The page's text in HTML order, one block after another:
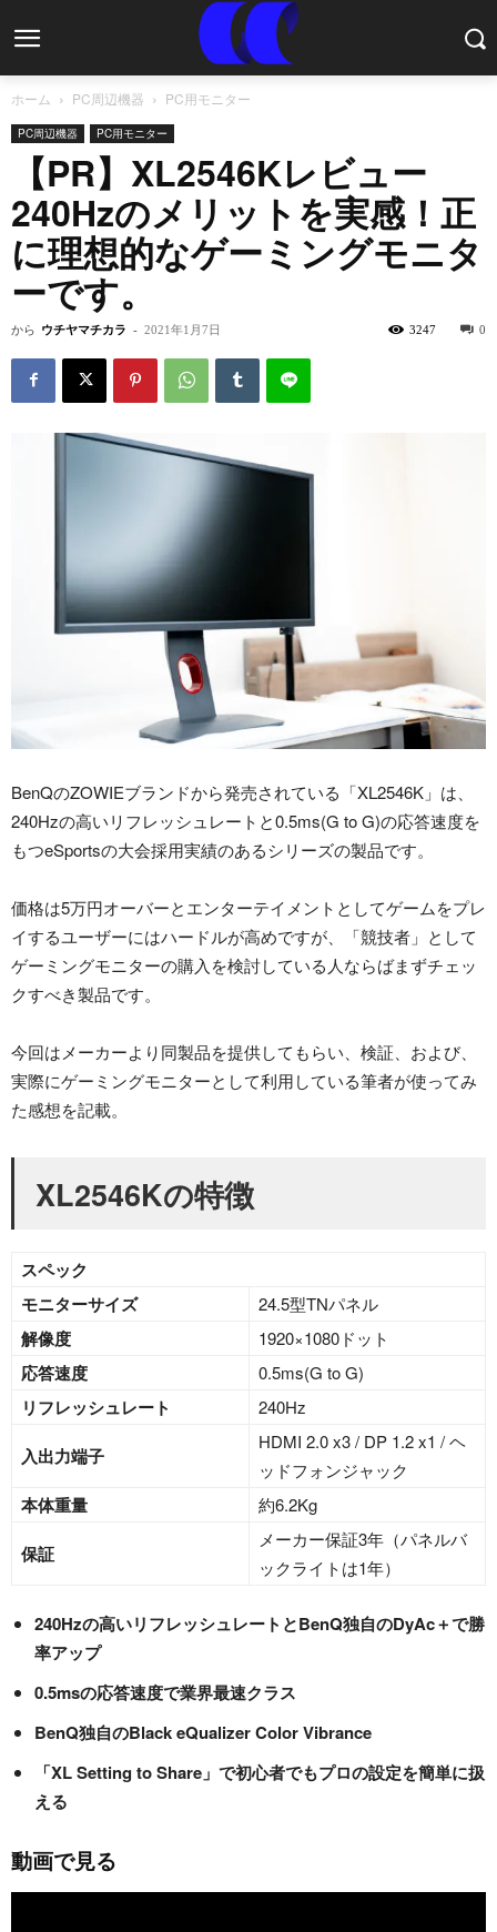
ホーム PC周辺機器 PC用モニター
PC周辺機器 PC用モニター
【PR】XL2546Kレビュー
240Hzのメリットを実感！正
に理想的なゲーミングモニタ
ーです。
から ウチヤマチカラ - 2021年1月7日 0
3247
BenQのZOWIEブランドから発売されている「XL2546K」は、
240Hzの高いリフレッシュレートと0.5ms(G to G)の応答速度を
もつeSportsの大会採用実績のあるシリーズの製品です。
価格は5万円オーバーとエンターテイメントとしてゲームをプレ
イするユーザーにはハードルが高めですが、「競技者」として
ゲーミングモニターの購入を検討している人ならばまずチェッ
クすべき製品です。
今回はメーカーより同製品を提供してもらい、検証、および、
実際にゲーミングモニターとして利用している筆者が使ってみ
た感想を記載。
XL2546Kの特徴
スペック
モニターサイズ
24.5型TNパネル
解像度 1920×1080ドット
応答速度 0.5ms(G to G)
リフレッシュレート 240Hz
入出力端子
HDMI 2.0 x3 / DP 1.2 x1 / ヘ
ッドフォンジャック
本体重量 約6.2Kg
保証
メーカー保証3年（パネルバ
ックライトは1年）
240Hzの高いリフレッシュレートとBenQ独自のDyAc＋で勝
率アップ
0.5msの応答速度で業界最速クラス
BenQ独自のBlack eQualizer Color Vibrance
「XL Setting to Share」で初心者でもプロの設定を簡単に扱
える
動画で見る